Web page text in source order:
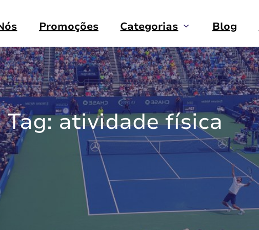
Promoções Categorias Blog
Tag:atividade física